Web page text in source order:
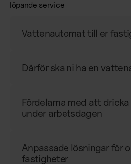
löpande service.
Vattenautomat till er
Därför ska ni ha en
Fördelarna med att
under arbetsdagen
Anpassade lösningar för
fastigheter